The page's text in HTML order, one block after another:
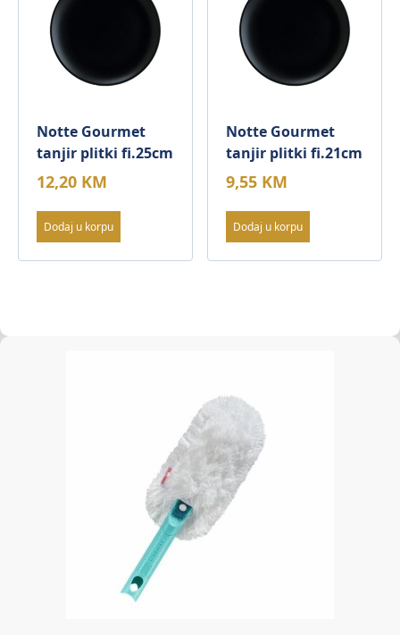
Notte Gourmet
tanjir plitki fi.25cm
12,20 KM
Dodaj u korpu
Notte Gourmet
tanjir plitki fi.21cm
9,55 KM
Dodaj u korpu